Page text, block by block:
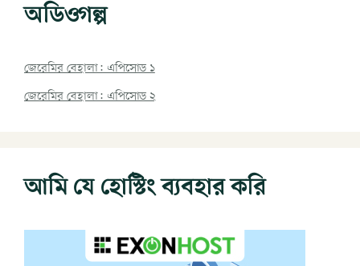
অডিওগল্প
জেরেমির বেহালা: এপিসোড ১
জেরেমির বেহালা: এপিসোড ২
আমি যে হোস্টিং ব্যবহার করি